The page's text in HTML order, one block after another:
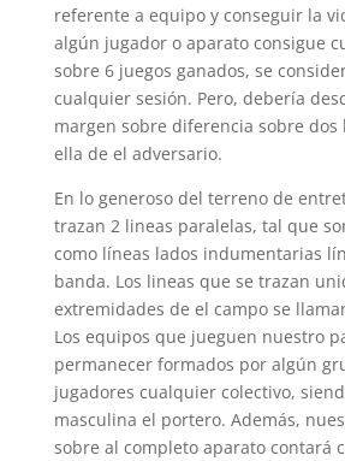
referente a equipo y conseguir la
algún jugador o aparato consigue
sobre 6 juegos ganados, se
cualquier sesión. Pero, debería
margen sobre diferencia sobre dos
ella de el adversario.
En lo generoso del terreno de
trazan 2 lineas paralelas, tal que
como líneas lados indumentarias
banda. Los lineas que se trazan
extremidades de el campo se
Los equipos que jueguen nuestro
permanecer formados por algún
jugadores cualquier colectivo,
masculina el portero. Además,
sobre al completo aparato contará